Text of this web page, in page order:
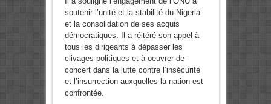
soutenir l’unité et la stabilité du Nigeria
et la consolidation de ses acquis
démocratiques. Il a réitéré son appel à
tous les dirigeants à dépasser les
clivages politiques et à oeuvrer de
concert dans la lutte contre l’insécurité
et l’insurrection auxquelles la nation est
confrontée.